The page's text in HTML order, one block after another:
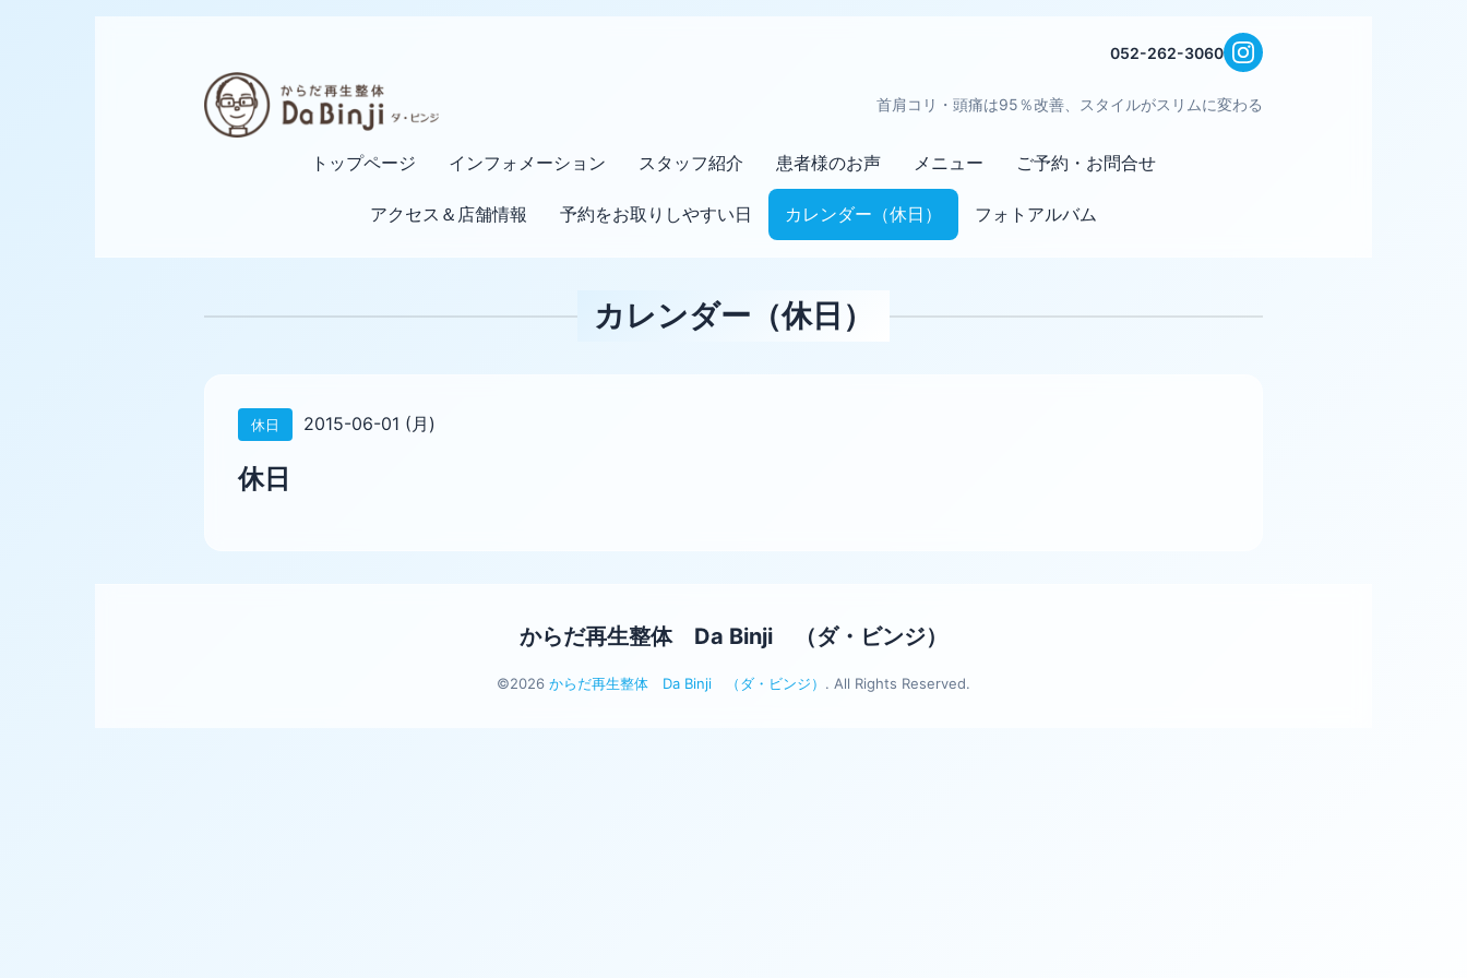
052-262-3060
首肩コリ・頭痛は95％改善、スタイルがスリムに変わる
トップページ インフォメーション スタッフ紹介 患者様のお声 メニュー ご予約・お問合せ
アクセス＆店舗情報 予約をお取りしやすい日 カレンダー（休日） フォトアルバム
カレンダー（休日）
休日 2015-06-01 (月)
休日
からだ再生整体 Da Binji （ダ・ビンジ）
©2026 からだ再生整体 Da Binji （ダ・ビンジ） . All Rights Reserved.